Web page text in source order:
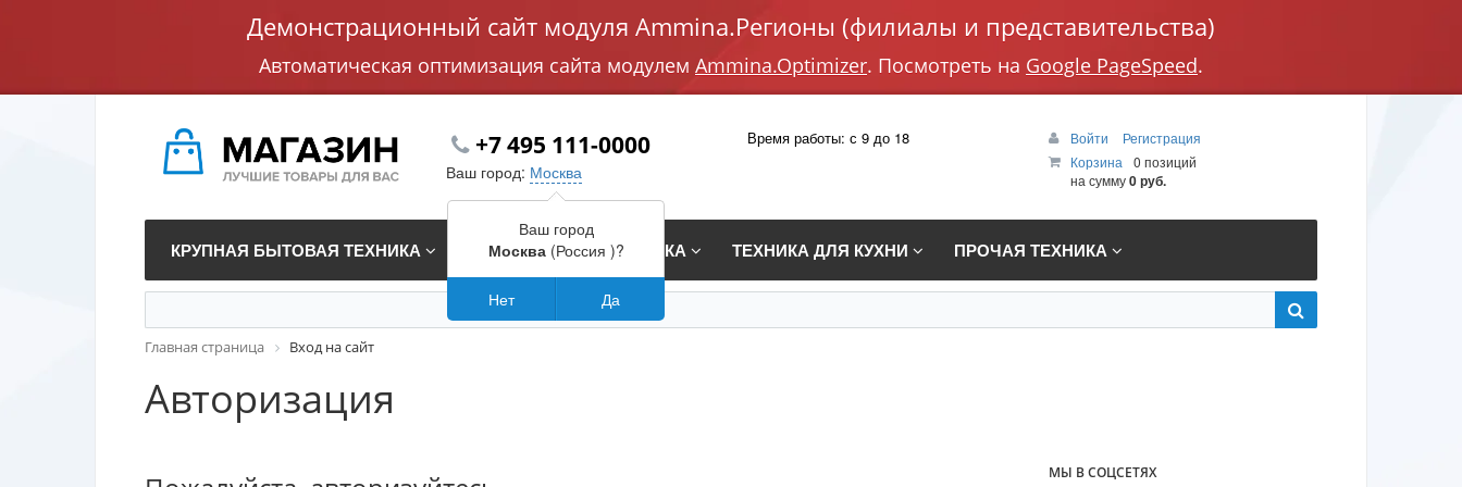
Демонстрационный сайт модуля Ammina.Регионы (филиалы и представительства)
Автоматическая оптимизация сайта модулем Ammina.Optimizer. Посмотреть на Google PageSpeed.
+7 495 111-0000
Ваш город: Москва
Время работы: с 9 до 18 Войти
Регистрация
Корзина
0 позиций
на сумму0 руб.
КРУПНАЯ БЫТОВАЯ ТЕХНИКА ВСТРАИВАЕМАЯ ТЕХНИКА ТЕХНИКА ДЛЯ КУХНИ ПРОЧАЯ ТЕХНИКА
Главная страница Вход на сайт
Авторизация
МЫ В СОЦСЕТЯХ
Ваш город
Москва(Россия )?
Нет Да